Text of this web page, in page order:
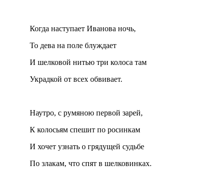
Когда наступает Иванова ночь,
То дева на поле блуждает
И шелковой нитью три колоса там
Украдкой от всех обвивает.
Наутро, с румяною первой зарей,
К колосьям спешит по росинкам
И хочет узнать о грядущей судьбе
По злакам, что спят в шелковинках.